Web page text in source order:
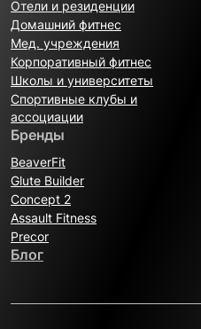
Отели и резиденции
Домашний фитнес
Мед. учреждения
Корпоративный фитнес
Школы и университеты
Спортивные клубы и
ассоциации
Бренды
BeaverFit
Glute Builder
Concept 2
Assault Fitness
Precor
Блог